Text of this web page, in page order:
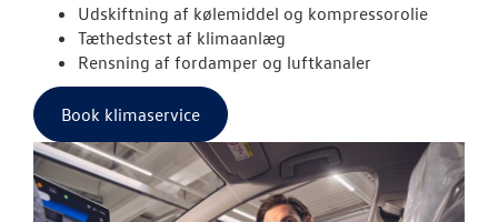
Udskiftning af kølemiddel og kompressorolie
Tæthedstest af klimaanlæg
Rensning af fordamper og luftkanaler
Book klimaservice